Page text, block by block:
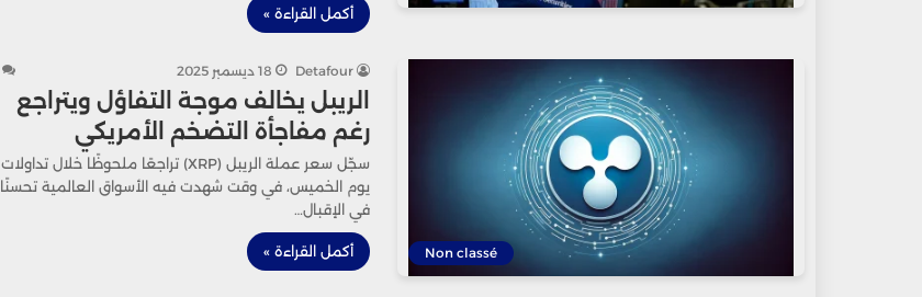
أكمل القراءة »
Non classé
Detafour 18 ديسمبر 2025
الريبل يخالف موجة التفاؤل ويتراجع
رغم مفاجأة التضخم الأمريكي
سجّل سعر عملة الريبل (XRP) تراجعًا ملحوظًا خلال تداولات
يوم الخميس، في وقت شهدت فيه الأسواق العالمية تحسنًا
في الإقبال…
أكمل القراءة »